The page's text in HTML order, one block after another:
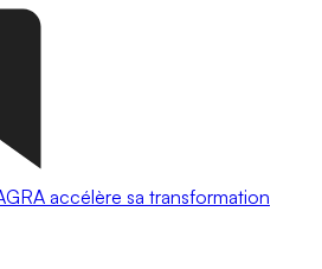
accélère sa transformation